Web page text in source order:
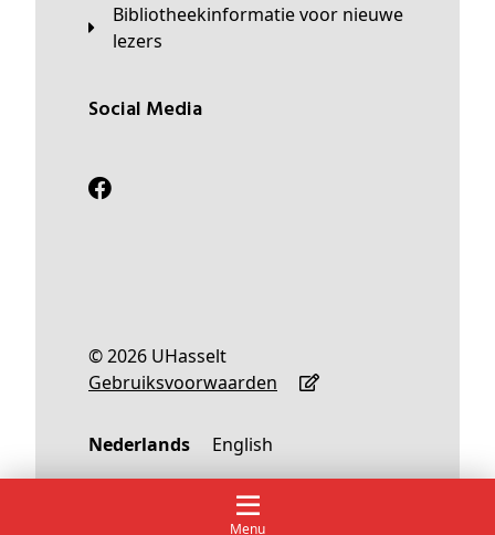
Bibliotheekinformatie voor nieuwe
lezers
Social Media
© 2026 UHasselt
Gebruiksvoorwaarden
Nederlands English
Menu